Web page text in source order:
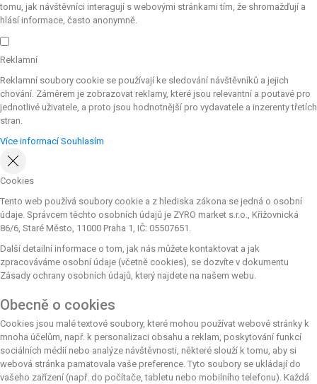
tomu, jak návštěvníci interagují s webovými stránkami tím, že shromažďují a
hlásí informace, často anonymně.
Reklamní
Reklamní soubory cookie se používají ke sledování návštěvníků a jejich
chování. Záměrem je zobrazovat reklamy, které jsou relevantní a poutavé pro
jednotlivé uživatele, a proto jsou hodnotnější pro vydavatele a inzerenty třetích
stran.
Více informací Souhlasím
Cookies
Tento web používá soubory cookie a z hlediska zákona se jedná o osobní
údaje. Správcem těchto osobních údajů je ZYRO market s.r.o., Křižovnická
86/6, Staré Město, 11000 Praha 1, IČ: 05507651.
Další detailní informace o tom, jak nás můžete kontaktovat a jak
zpracováváme osobní údaje (včetně cookies), se dozvíte v dokumentu
Zásady ochrany osobních údajů, který najdete na našem webu.
Obecně o cookies
Cookies jsou malé textové soubory, které mohou používat webové stránky k
mnoha účelům, např. k personalizaci obsahu a reklam, poskytování funkcí
sociálních médií nebo analýze návštěvnosti, některé slouží k tomu, aby si
webová stránka pamatovala vaše preference. Tyto soubory se ukládají do
vašeho zařízení (např. do počítače, tabletu nebo mobilního telefonu). Každá